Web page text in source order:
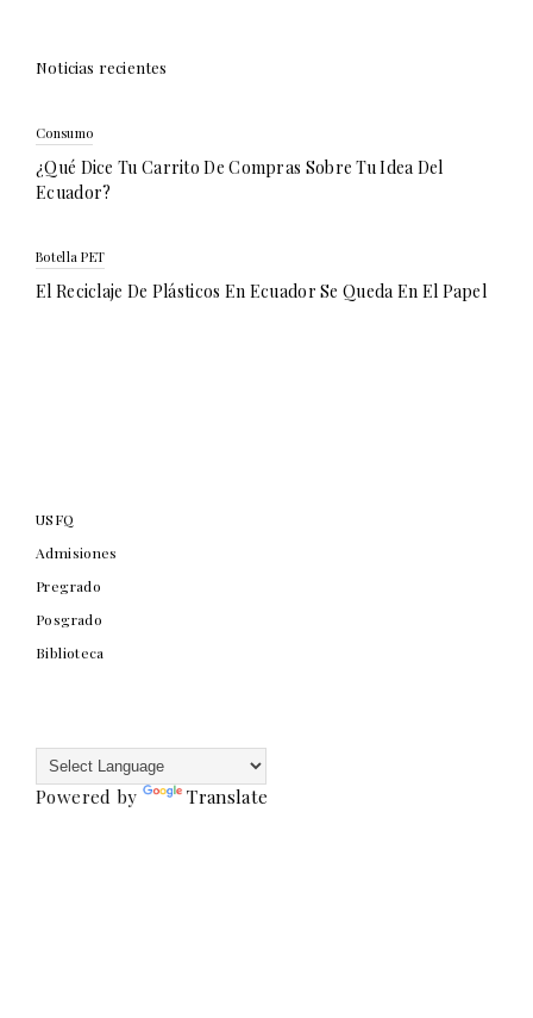
Noticias recientes
Consumo
¿Qué Dice Tu Carrito De Compras Sobre Tu Idea Del
Ecuador?
Botella PET
El Reciclaje De Plásticos En Ecuador Se Queda En El Papel
USFQ
Admisiones
Pregrado
Posgrado
Biblioteca
Powered by Translate